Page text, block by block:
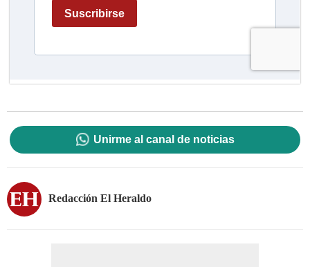
Unirme al canal de noticias
Redacción El Heraldo